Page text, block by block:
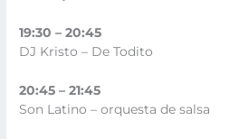
19:30 – 20:45
DJ Kristo – De Todito
20:45 – 21:45
Son Latino – orquesta de salsa